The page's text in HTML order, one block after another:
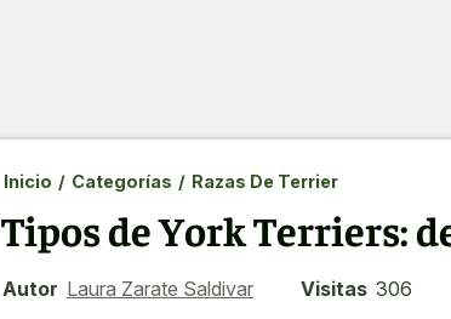
Inicio / Categorías / Razas De Terrier
Tipos de York Terriers:
Autor Laura Zarate Saldivar Visitas 306